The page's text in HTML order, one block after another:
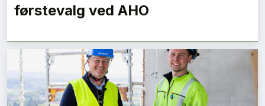
førstevalg ved AHO